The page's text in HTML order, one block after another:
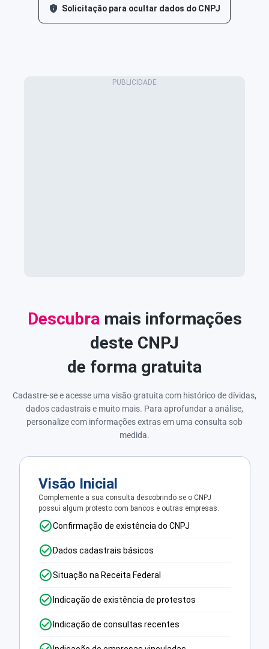
Solicitação para ocultar dados do CNPJ
Descubra mais informações
deste CNPJ
de forma gratuita
Cadastre-se e acesse uma visão gratuita com histórico de dívidas,
dados cadastrais e muito mais. Para aprofundar a análise,
personalize com informações extras em uma consulta sob
medida.
Visão Inicial
Complemente a sua consulta descobrindo se o CNPJ
possui algum protesto com bancos e outras empresas.
Confirmação de existência do CNPJ
Dados cadastrais básicos
Situação na Receita Federal
Indicação de existência de protestos
Indicação de consultas recentes